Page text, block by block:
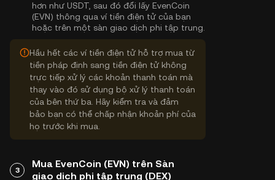
hơn như USDT, sau đó đổi lấy EvenCoin
(EVN) thông qua ví tiền điện tử của bạn
hoặc trên một sàn giao dịch phi tập trung.
Hầu hết các ví tiền điện tử hỗ trợ mua từ
tiền pháp định sang tiền điện tử không
trực tiếp xử lý các khoản thanh toán mà
thay vào đó sử dụng bộ xử lý thanh toán
của bên thứ ba. Hãy kiểm tra và đảm
bảo bạn có thể chấp nhận khoản phí của
họ trước khi mua.
3
Mua EvenCoin (EVN) trên Sàn
giao dịch phi tập trung (DEX)